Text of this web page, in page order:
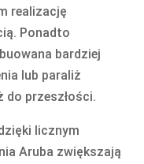
realizację
Ponadto
bardziej
lub paraliż
do przeszłości.
licznym
Aruba zwiększają